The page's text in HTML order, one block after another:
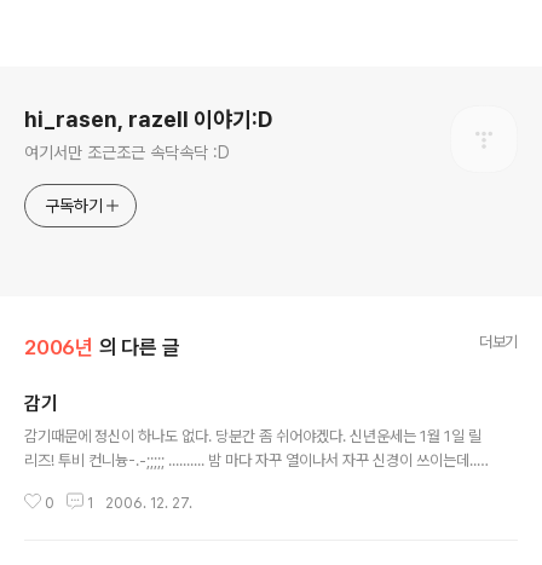
hi_rasen, razell 이야기:D
여기서만 조근조근 속닥속닥 :D
구독하기
2006년 의 다른 글 더보기
감기
감기때문에 정신이 하나도 없다. 당분간 좀 쉬어야겠다. 신년운세는 1월 1일 릴
리즈! 투비 컨니늉-.-;;;;; .......... 밤 마다 자꾸 열이나서 자꾸 신경이 쓰이는데..
귀에 웅웅 거린다 싶더니만..; 열때문에; 귀도 이상하게된거야T_T_T_T_T_T?
0 1 2006. 12. 27.